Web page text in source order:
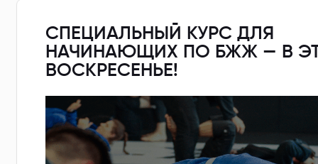
СПЕЦИАЛЬНЫЙ КУРС ДЛЯ
НАЧИНАЮЩИХ ПО БЖЖ — В
ВОСКРЕСЕНЬЕ!